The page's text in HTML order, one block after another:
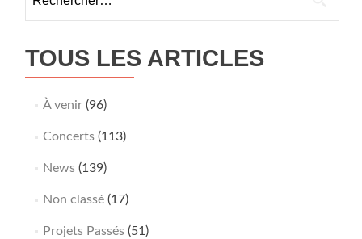
TOUS LES ARTICLES
À venir(96)
Concerts(113)
News(139)
Non classé(17)
Projets Passés(51)